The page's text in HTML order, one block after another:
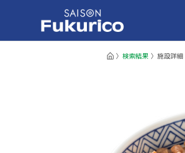
検索結果 施設詳細